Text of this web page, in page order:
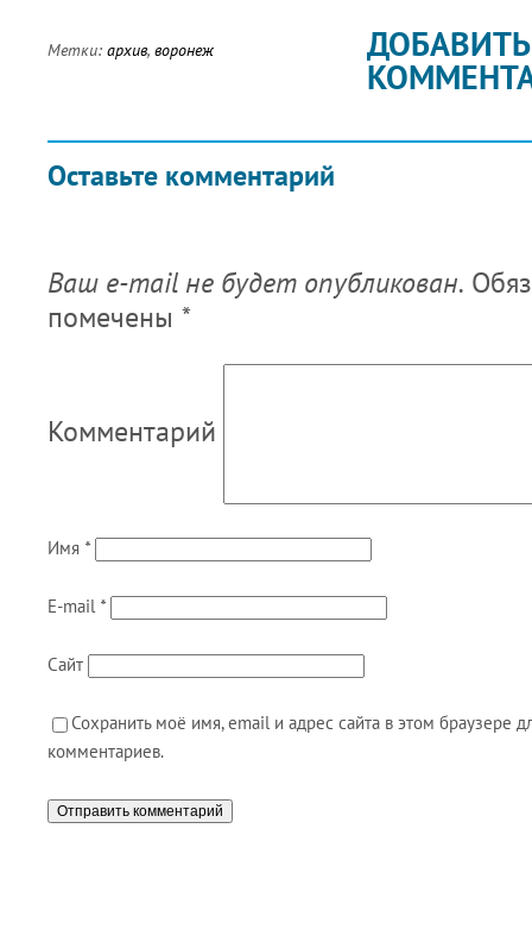
Метки: архив, воронеж
Оставьте комментарий
ДОБАВИТЬ
Ваш e-mail не будет опубликован.
помечены *
Комментарий
Имя *
E-mail *
Сайт
Сохранить моё имя, email и адрес сайта в этом браузере
комментариев.